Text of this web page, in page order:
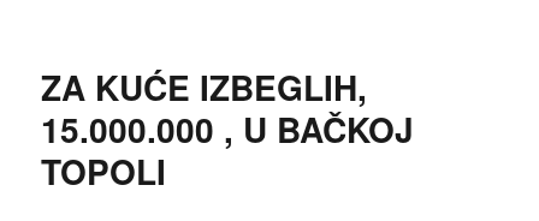
ZA
545
ZA KUĆE IZBEGLIH,
15.000.000 , U BAČKOJ
TOPOLI